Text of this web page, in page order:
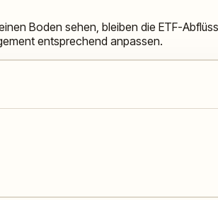
Boden sehen, bleiben die ETF-
entsprechend anpassen.